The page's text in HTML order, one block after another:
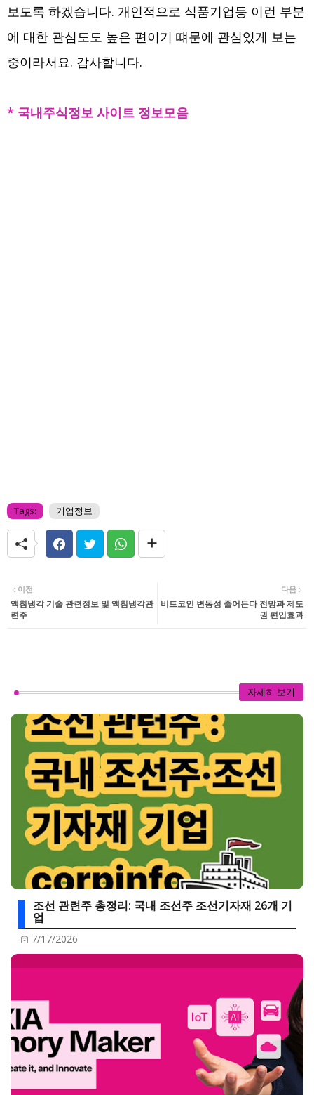
보도록 하겠습니다. 개인적으로 식품기업등 이런 부분
에 대한 관심도도 높은 편이기 떄문에 관심있게 보는
중이라서요. 감사합니다.
* 국내주식정보 사이트 정보모음
Tags: 기업정보
다음
비트코인 변동성 줄어든다 전망과 제도
권 편입효과
이전
액침냉각 기술 관련정보 및 액침냉각관
련주
자세히 보기
조선 관련주 총정리: 국내 조선주 조선기자재 26개 기
업
7/17/2026